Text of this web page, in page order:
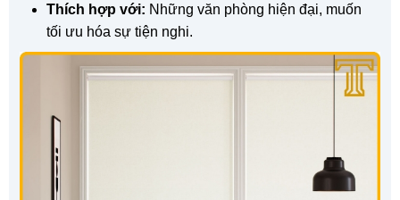
Thích hợp với: Những văn phòng hiện đại, muốn
tối ưu hóa sự tiện nghi.